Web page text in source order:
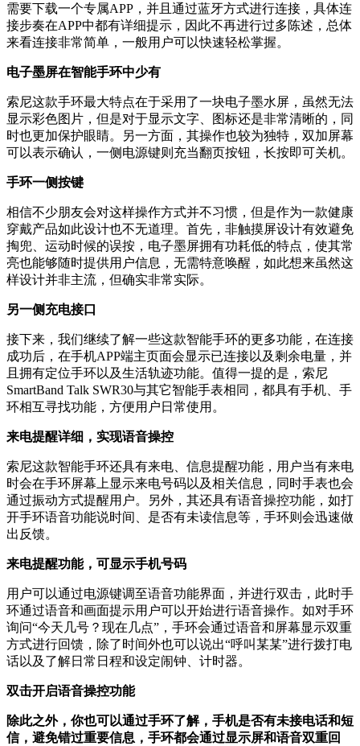
需要下载一个专属APP，并且通过蓝牙方式进行连接，具体连
接步奏在APP中都有详细提示，因此不再进行过多陈述，总体
来看连接非常简单，一般用户可以快速轻松掌握。
电子墨屏在智能手环中少有
索尼这款手环最大特点在于采用了一块电子墨水屏，虽然无法
显示彩色图片，但是对于显示文字、图标还是非常清晰的，同
时也更加保护眼睛。另一方面，其操作也较为独特，双加屏幕
可以表示确认，一侧电源键则充当翻页按钮，长按即可关机。
手环一侧按键
相信不少朋友会对这样操作方式并不习惯，但是作为一款健康
穿戴产品如此设计也不无道理。首先，非触摸屏设计有效避免
掏兜、运动时候的误按，电子墨屏拥有功耗低的特点，使其常
亮也能够随时提供用户信息，无需特意唤醒，如此想来虽然这
样设计并非主流，但确实非常实际。
另一侧充电接口
接下来，我们继续了解一些这款智能手环的更多功能，在连接
成功后，在手机APP端主页面会显示已连接以及剩余电量，并
且拥有定位手环以及生活轨迹功能。值得一提的是，索尼
SmartBand Talk SWR30与其它智能手表相同，都具有手机、手
环相互寻找功能，方便用户日常使用。
来电提醒详细，实现语音操控
索尼这款智能手环还具有来电、信息提醒功能，用户当有来电
时会在手环屏幕上显示来电号码以及相关信息，同时手表也会
通过振动方式提醒用户。另外，其还具有语音操控功能，如打
开手环语音功能说时间、是否有未读信息等，手环则会迅速做
出反馈。
来电提醒功能，可显示手机号码
用户可以通过电源键调至语音功能界面，并进行双击，此时手
环通过语音和画面提示用户可以开始进行语音操作。如对手环
询问“今天几号？现在几点”，手环会通过语音和屏幕显示双重
方式进行回馈，除了时间外也可以说出“呼叫某某”进行拨打电
话以及了解日常日程和设定闹钟、计时器。
双击开启语音操控功能
除此之外，你也可以通过手环了解，手机是否有未接电话和短
信，避免错过重要信息，手环都会通过显示屏和语音双重回